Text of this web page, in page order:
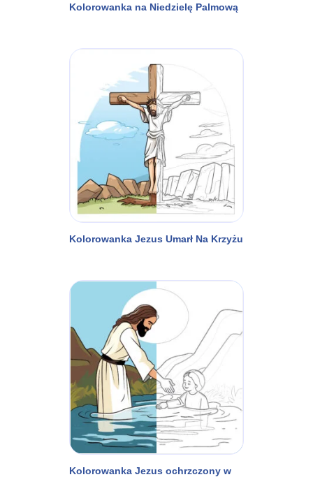
Kolorowanka na Niedzielę Palmową
Kolorowanka Jezus Umarł Na Krzyżu
Kolorowanka Jezus ochrzczony w